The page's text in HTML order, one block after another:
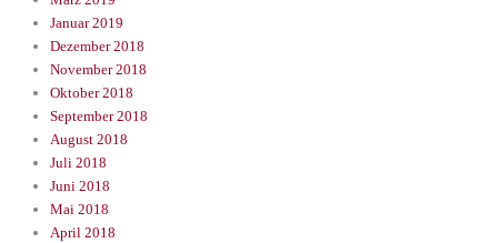
Januar 2019
Dezember 2018
November 2018
Oktober 2018
September 2018
August 2018
Juli 2018
Juni 2018
Mai 2018
April 2018